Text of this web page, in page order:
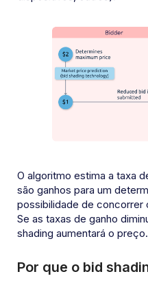
O algoritmo estima a taxa
são ganhos para um
possibilidade de concorrer
Se as taxas de ganho
shading aumentará o preço.
Por que o bid